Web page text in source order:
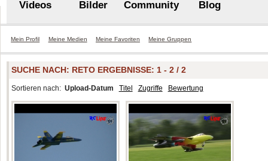
Videos Bilder Community Blog
Mein Profil Meine Medien Meine Favoriten Meine Gruppen
SUCHE NACH: RETO ERGEBNISSE: 1 - 2 / 2
Sortieren nach: Upload-Datum Titel Zugriffe Bewertung